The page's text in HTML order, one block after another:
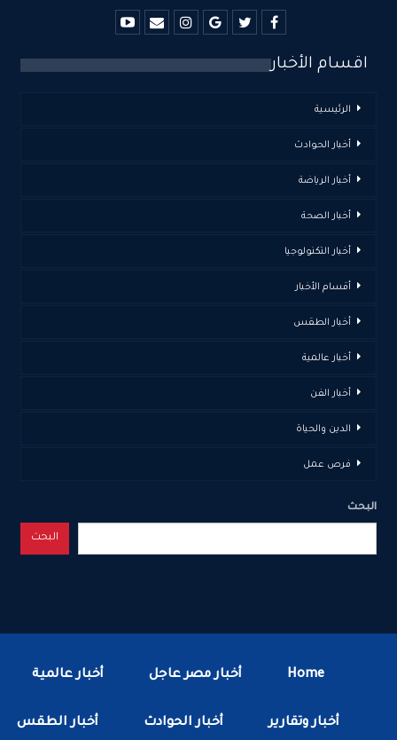
اقسام الأخبار
الرئيسية
أخبار الحوادث
أخبار الرياضة
أخبار الصحة
أخبار التكنولوجيا
أقسام الأخبار
أخبار الطقس
أخبار عالمية
أخبار الفن
الدين والحياة
فرص عمل
البحث
البحث
Home أخبار مصر عاجل أخبار عالمية
أخبار وتقارير أخبار الحوادث أخبار الطقس